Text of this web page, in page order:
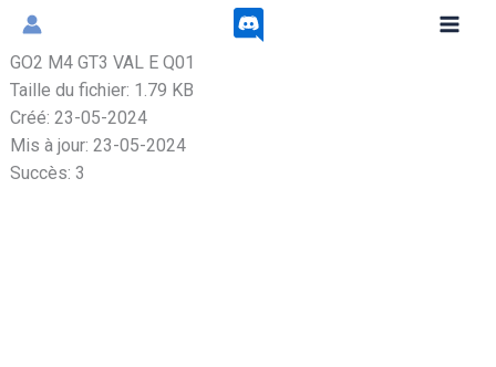
Aller
contenu
GO2 M4 GT3 VAL E Q01
Taille du fichier: 1.79 KB
Créé: 23-05-2024
Mis à jour: 23-05-2024
Succès: 3